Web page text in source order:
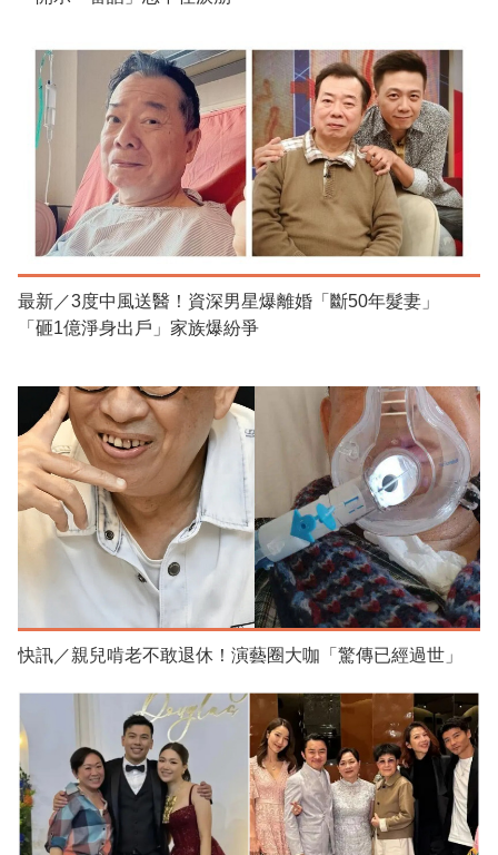
最新／3度中風送醫！資深男星爆離婚「斷50年髮妻」
「砸1億淨身出戶」家族爆紛爭
快訊／親兒啃老不敢退休！演藝圈大咖「驚傳已經過世」